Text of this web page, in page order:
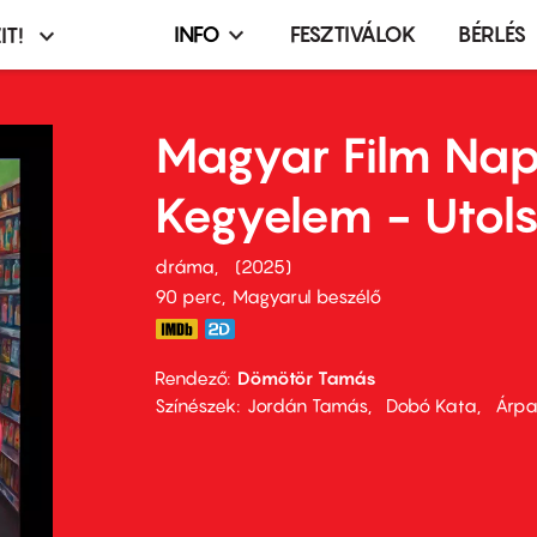
Infó,
terembérlés
menü
INFO FESZTIVÁLOK BÉRLÉS
Magyar Film
Kegyelem -
dráma
2025
90 perc,
Magyarul beszélő
Rendező Dömötör Tamás
Színészek
Jordán Tamás Dobó Kata